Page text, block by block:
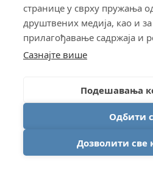
странице у сврху пружaња
друштвених медија, као и
прилагођавање садржаја и
Сазнајте више
Подешавања
Одбити
Дозволити све